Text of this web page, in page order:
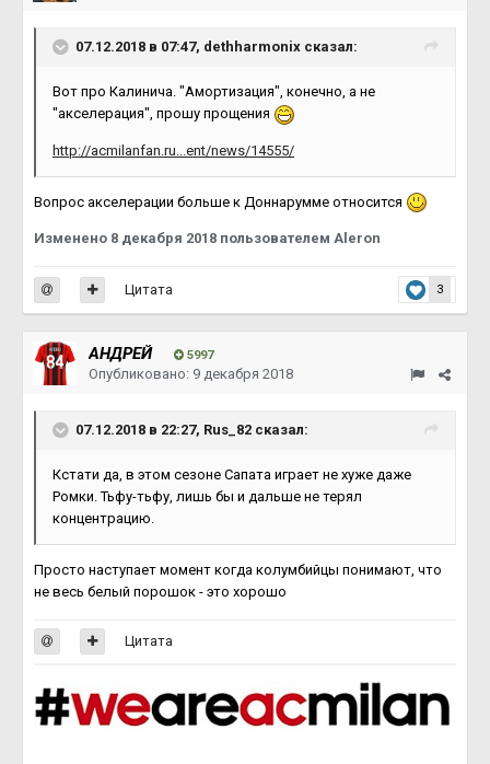
07.12.2018 в 07:47, dethharmonix сказал:
Вот про Калинича. "Амортизация", конечно, а не
"акселерация", прошу прощения
http://acmilanfan.ru...ent/news/14555/
Вопрос акселерации больше к Доннарумме относится
Изменено 8 декабря 2018 пользователем Aleron
3
Цитата
АНДРЕЙ 5997
Опубликовано: 9 декабря 2018
07.12.2018 в 22:27, Rus_82 сказал:
Кстати да, в этом сезоне Сапата играет не хуже даже
Ромки. Тьфу-тьфу, лишь бы и дальше не терял
концентрацию.
Просто наступает момент когда колумбийцы понимают, что
не весь белый порошок - это хорошо
Цитата